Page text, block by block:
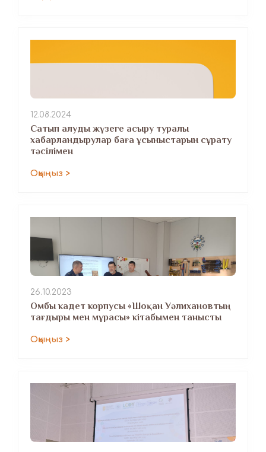
12.08.2024
Сатып алуды жүзеге асыру туралы
хабарландырулар баға ұсыныстарын сұрату
тәсілімен
Оқыңыз >
26.10.2023
Омбы кадет корпусы «Шоқан Уәлихановтың
тағдыры мен мұрасы» кітабымен танысты
Оқыңыз >